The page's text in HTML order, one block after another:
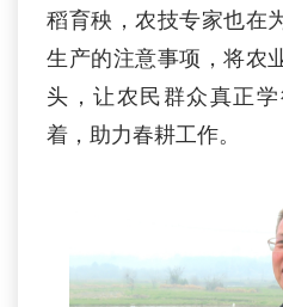
稻育秧，农技专家也在
生产的注意事项，将农
头，让农民群众真正
着，助力春耕工作。